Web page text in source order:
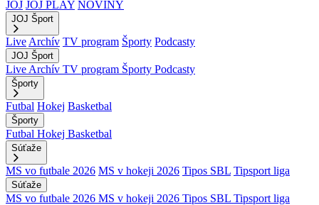
JOJ JOJ PLAY NOVINY
JOJ Šport
Live Archív TV program Športy Podcasty
JOJ Šport
Live Archív TV program Športy Podcasty
Športy
Futbal Hokej Basketbal
Športy
Futbal Hokej Basketbal
Súťaže
MS vo futbale 2026 MS v hokeji 2026 Tipos SBL Tipsport liga
Súťaže
MS vo futbale 2026 MS v hokeji 2026 Tipos SBL Tipsport liga